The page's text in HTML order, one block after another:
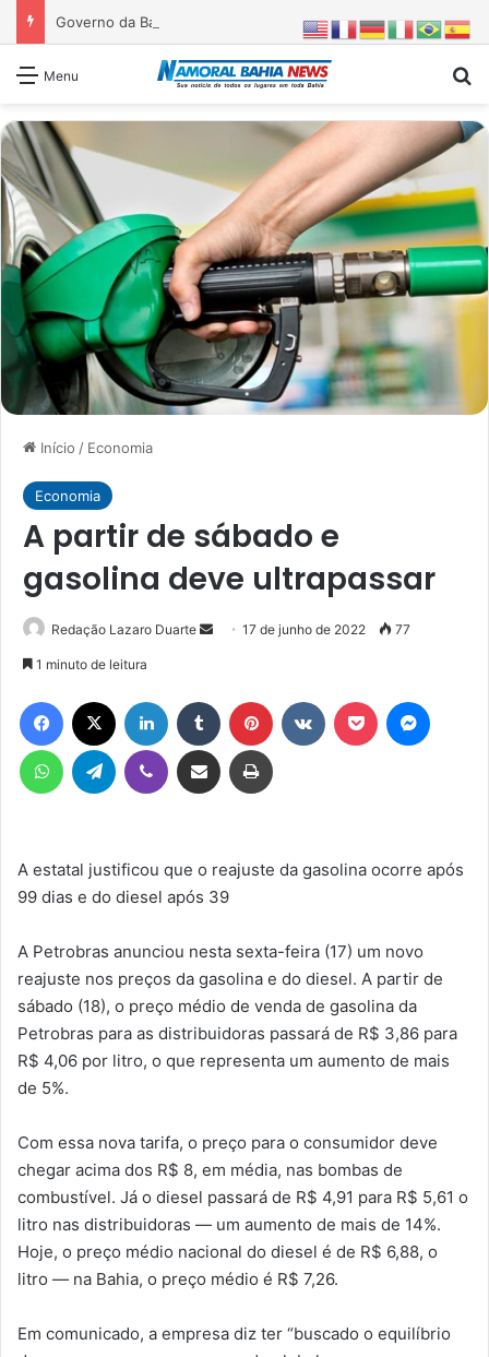
Governo da Bahia entrega 1ª etapa da requalificação do Parque Metropolitano de Pituaçu
Menu
Início / Economia
Economia
A partir de sábado e
gasolina deve ultrapassar
Redação Lazaro Duarte
Mande
mail
17 de junho de 2022 77
1 minuto de leitura
Facebook Linkedin Tumblr Pinterest Pocket
WhatsAppTelegram Viber Compartilhar via e-mail Imprimir
A estatal justificou que o reajuste da gasolina ocorre após
99 dias e do diesel após 39
A Petrobras anunciou nesta sexta-feira (17) um novo
reajuste nos preços da gasolina e do diesel. A partir de
sábado (18), o preço médio de venda de gasolina da
Petrobras para as distribuidoras passará de R$ 3,86 para
R$ 4,06 por litro, o que representa um aumento de mais
de 5%.
Com essa nova tarifa, o preço para o consumidor deve
chegar acima dos R$ 8, em média, nas bombas de
combustível. Já o diesel passará de R$ 4,91 para R$ 5,61 o
litro nas distribuidoras — um aumento de mais de 14%.
Hoje, o preço médio nacional do diesel é de R$ 6,88, o
litro — na Bahia, o preço médio é R$ 7,26.
Em comunicado, a empresa diz ter “buscado o equilíbrio